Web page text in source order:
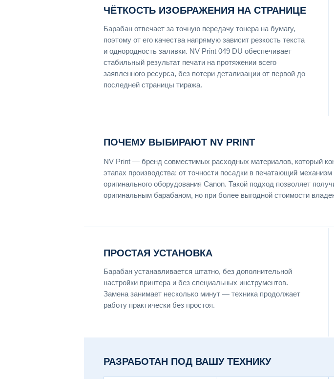
ЧЁТКОСТЬ ИЗОБРАЖЕНИЯ НА СТРАНИЦЕ
Барабан отвечает за точную передачу тонера на бумагу,
поэтому от его качества напрямую зависит резкость текста
и однородность заливки. NV Print 049 DU обеспечивает
стабильный результат печати на протяжении всего
заявленного ресурса, без потери детализации от первой до
последней страницы тиража.
ПОЧЕМУ ВЫБИРАЮТ NV PRINT
NV Print — бренд совместимых расходных материалов, который
этапах производства: от точности посадки в печатающий
оригинального оборудования Canon. Такой подход позволяет
оригинальным барабаном, но при более выгодной стоимости
ПРОСТАЯ УСТАНОВКА
Барабан устанавливается штатно, без дополнительной
настройки принтера и без специальных инструментов.
Замена занимает несколько минут — техника продолжает
работу практически без простоя.
РАЗРАБОТАН ПОД ВАШУ ТЕХНИКУ